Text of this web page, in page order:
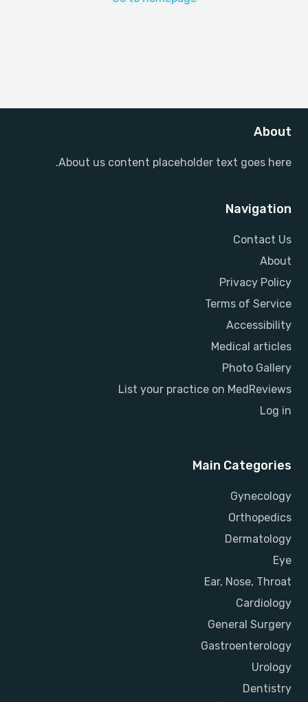
About
About us content placeholder text goes here.
Navigation
Contact Us
About
Privacy Policy
Terms of Service
Accessibility
Medical articles
Photo Gallery
List your practice on MedReviews
Log in
Main Categories
Gynecology
Orthopedics
Dermatology
Eye
Ear, Nose, Throat
Cardiology
General Surgery
Gastroenterology
Urology
Dentistry